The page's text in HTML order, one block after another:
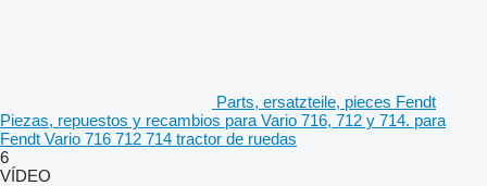
Parts, ersatzteile, pieces Fendt
Piezas, repuestos y recambios para Vario 716, 712 y 714. para
Fendt Vario 716 712 714 tractor de ruedas
6
VÍDEO